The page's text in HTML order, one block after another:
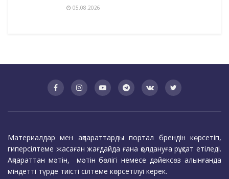
05.08.2026
Материалдар мен ақпараттарды портал брендін көрсетіп,
гиперсілтеме жасаған жағдайда ғана қолдануға рұқсат етіледі.
Ақпараттан мәтін, мәтін бөлігі немесе дәйексөз алынғанда
міндетті түрде тиісті сілтеме көрсетілуі керек.